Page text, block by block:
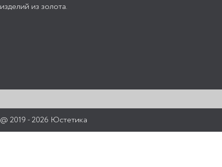
изделий из золота.
@ 2019 - 2026 Юстетика